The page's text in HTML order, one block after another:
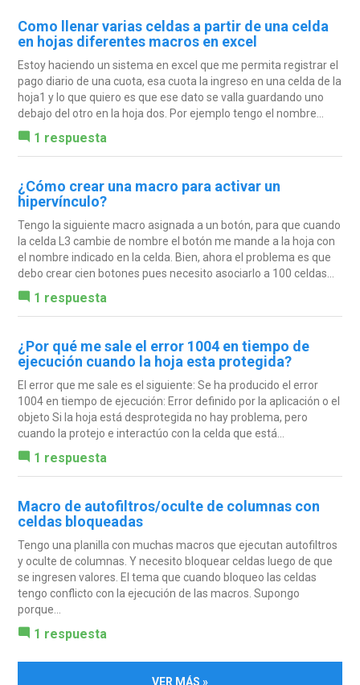
Como llenar varias celdas a partir de una celda
en hojas diferentes macros en excel
Estoy haciendo un sistema en excel que me permita registrar el
pago diario de una cuota, esa cuota la ingreso en una celda de la
hoja1 y lo que quiero es que ese dato se valla guardando uno
debajo del otro en la hoja dos. Por ejemplo tengo el nombre...
1 respuesta
¿Cómo crear una macro para activar un
hipervínculo?
Tengo la siguiente macro asignada a un botón, para que cuando
la celda L3 cambie de nombre el botón me mande a la hoja con
el nombre indicado en la celda. Bien, ahora el problema es que
debo crear cien botones pues necesito asociarlo a 100 celdas...
1 respuesta
¿Por qué me sale el error 1004 en tiempo de
ejecución cuando la hoja esta protegida?
El error que me sale es el siguiente: Se ha producido el error
1004 en tiempo de ejecución: Error definido por la aplicación o el
objeto Si la hoja está desprotegida no hay problema, pero
cuando la protejo e interactúo con la celda que está...
1 respuesta
Macro de autofiltros/oculte de columnas con
celdas bloqueadas
Tengo una planilla con muchas macros que ejecutan autofiltros
y oculte de columnas. Y necesito bloquear celdas luego de que
se ingresen valores. El tema que cuando bloqueo las celdas
tengo conflicto con la ejecución de las macros. Supongo
porque...
1 respuesta
VER MÁS »